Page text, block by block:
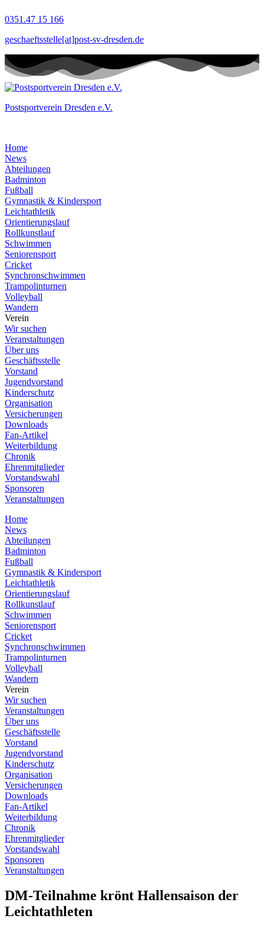
Inhalt
0351.47 15 166
geschaeftsstelle[at]post-sv-dresden.de
Postsportverein Dresden e.V.
Home
News
Abteilungen
Badminton
Fußball
Gymnastik & Kindersport
Leichtathletik
Orientierungslauf
Rollkunstlauf
Schwimmen
Seniorensport
Cricket
Synchronschwimmen
Trampolinturnen
Volleyball
Wandern
Verein
Wir suchen
Veranstaltungen
Über uns
Geschäftsstelle
Vorstand
Jugendvorstand
Kinderschutz
Organisation
Versicherungen
Downloads
Fan-Artikel
Weiterbildung
Chronik
Ehrenmitglieder
Vorstandswahl
Sponsoren
Veranstaltungen
Home
News
Abteilungen
Badminton
Fußball
Gymnastik & Kindersport
Leichtathletik
Orientierungslauf
Rollkunstlauf
Schwimmen
Seniorensport
Cricket
Synchronschwimmen
Trampolinturnen
Volleyball
Wandern
Verein
Wir suchen
Veranstaltungen
Über uns
Geschäftsstelle
Vorstand
Jugendvorstand
Kinderschutz
Organisation
Versicherungen
Downloads
Fan-Artikel
Weiterbildung
Chronik
Ehrenmitglieder
Vorstandswahl
Sponsoren
Veranstaltungen
DM-Teilnahme krönt Hallensaison der
Leichtathleten